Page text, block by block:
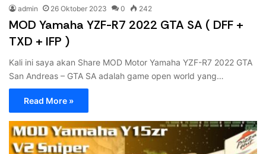
admin 26 Oktober 2023 0 242
MOD Yamaha YZF-R7 2022 GTA SA ( DFF +
TXD + IFP )
Kali ini saya akan Share MOD Motor Yamaha YZF-R7 2022 GTA
San Andreas – GTA SA adalah game open world yang…
Read More »